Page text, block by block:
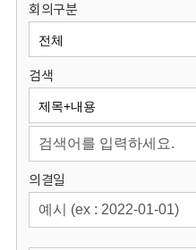
원
회
회의구분
검색
의결일